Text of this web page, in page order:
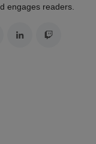
engages readers.